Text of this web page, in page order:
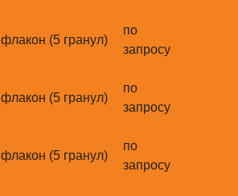
флакон (5 гранул)
по
запросу
флакон (5 гранул)
по
запросу
флакон (5 гранул)
по
запросу